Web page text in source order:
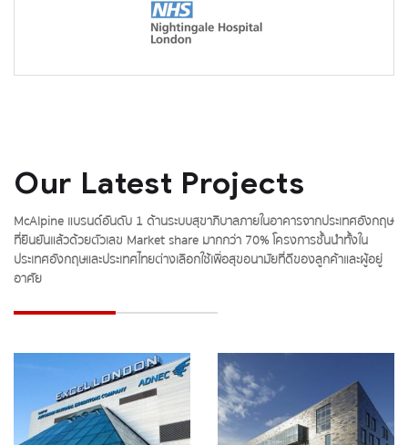
Our Latest Projects
McAlpine แบรนด์อันดับ 1 ด้านระบบสุขาภิบาลภายในอาคารจากประเทศอังกฤษ
ที่ยืนยันแล้วด้วยตัวเลข Market share มากกว่า 70% โครงการชั้นนำทั้งใน
ประเทศอังกฤษและประเทศไทยต่างเลือกใช้เพื่อสุขอนามัยที่ดีของลูกค้าและผู้อยู่
อาศัย